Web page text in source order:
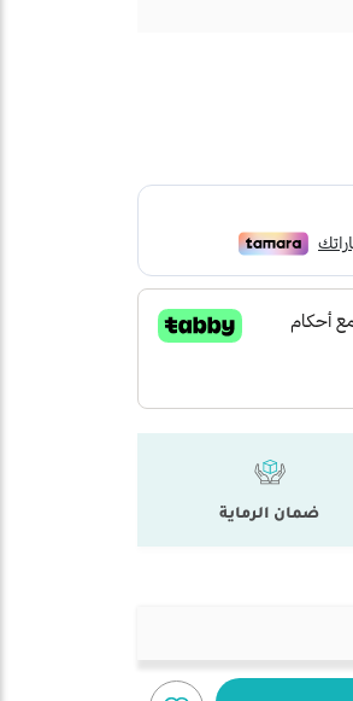
ضمان الرماية